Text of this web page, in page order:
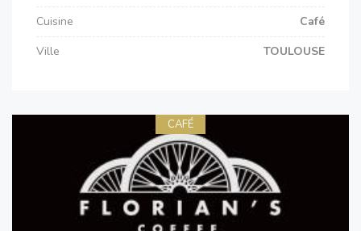
Cuisine
Café
Ville
TOULOUSE
CAFÉ